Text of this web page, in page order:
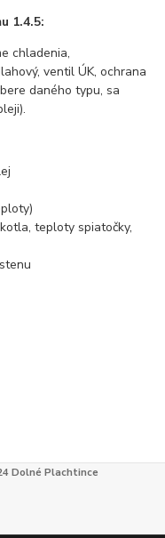
1.4.5:
chladenia,
ventil ÚK, ochrana
daného typu, sa
teploty spiatočky,
Dolné Plachtince